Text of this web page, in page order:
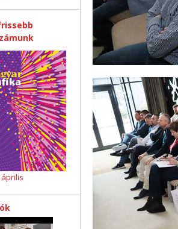
április